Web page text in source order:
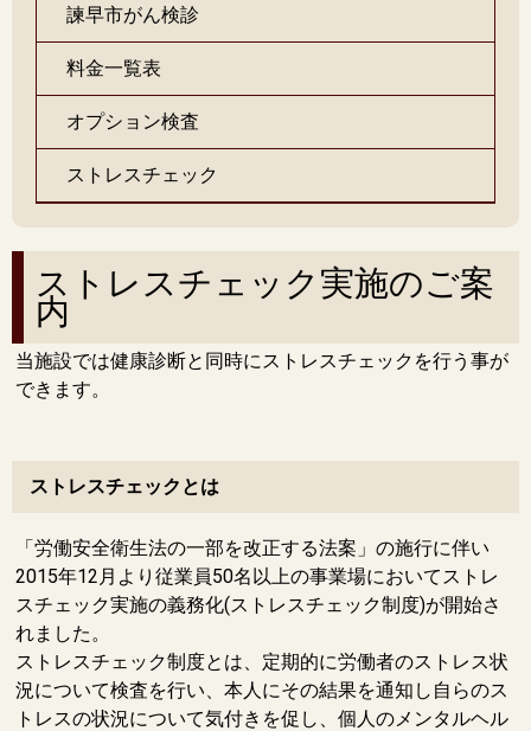
諫早市がん検診
料金一覧表
オプション検査
ストレスチェック
ストレスチェック実施のご案
内
当施設では健康診断と同時にストレスチェックを行う事が
できます。
ストレスチェックとは
「労働安全衛生法の一部を改正する法案」の施行に伴い
2015年12月より従業員50名以上の事業場においてストレ
スチェック実施の義務化(ストレスチェック制度)が開始さ
れました。
ストレスチェック制度とは、定期的に労働者のストレス状
況について検査を行い、本人にその結果を通知し自らのス
トレスの状況について気付きを促し、個人のメンタルヘル